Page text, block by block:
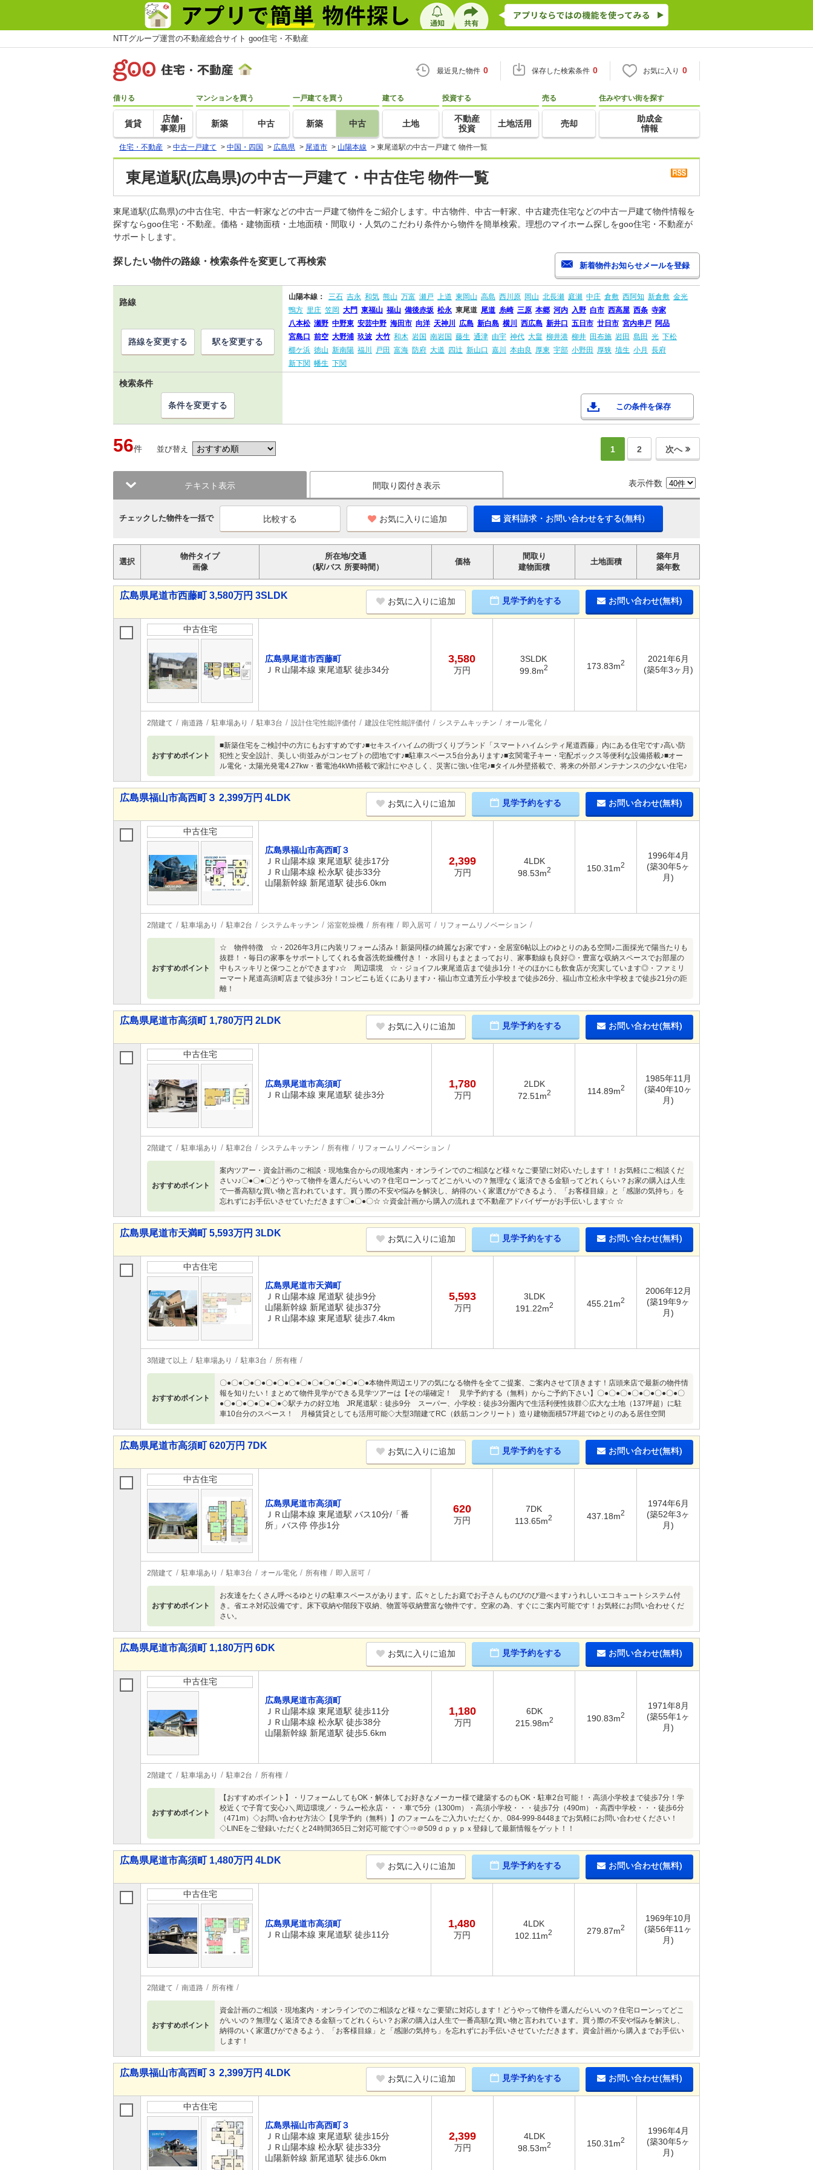
NTTグループ運営の不動産総合サイト goo住宅・不動産
最近見た物件 0 保存した検索条件 0 お気に入り 0
借りる
賃貸
店舗･
事業用
マンションを買う
新築 中古
一戸建てを買う
新築 中古
建てる
土地
投資する
不動産
投資
土地活用
売る
売却
住みやすい街を探す
助成金
情報
住宅・不動産 > 中古一戸建て > 中国・四国 > 広島県 > 尾道市 > 山陽本線 > 東尾道駅の中古一戸建て 物件一覧
東尾道駅(広島県)の中古一戸建て・中古住宅 物件一覧
東尾道駅(広島県)の中古住宅、中古一軒家などの中古一戸建て物件をご紹介します。中古物件、中古一軒家、中古建売住宅などの中古一戸建て物件情報を
探すならgoo住宅・不動産。価格・建物面積・土地面積・間取り・人気のこだわり条件から物件を簡単検索。理想のマイホーム探しをgoo住宅・不動産が
サポートします。
探したい物件の路線・検索条件を変更して再検索
路線
山陽本線： 三石 吉永 和気 熊山 万富 瀬戸 上道 東岡山 高島 西川原 岡山 北長瀬 庭瀬 中庄 倉敷 西阿知 新倉敷 金光
鴨方 里庄 笠岡 大門 東福山 福山 備後赤坂 松永 東尾道 尾道 糸崎 三原 本郷 河内 入野 白市 西高屋 西条 寺家
八本松 瀬野 中野東 安芸中野 海田市 向洋 天神川 広島 新白島 横川 西広島 新井口 五日市 廿日市 宮内串戸 阿品
宮島口
前空 大野浦 玖波 大竹 和木 岩国 南岩国 藤生 通津 由宇 神代 大畠 柳井港 柳井 田布施 岩田 島田 光 下松
櫛ケ浜 徳山 新南陽 福川 戸田 富海 防府 大道 四辻 新山口 嘉川 本由良 厚東 宇部 小野田 厚狭 埴生 小月
長府
新下関 幡生 下関
路線を変更する 駅を変更する
検索条件
この条件を保存
条件を変更する
56件 並び替え 1 2 次へ
テキスト表示 間取り図付き表示 表示件数
チェックした物件を一括で お気に入りに追加 資料請求・お問い合わせをする(無料)
選択
物件タイプ
画像
所在地/交通
（駅/バス 所要時間）
価格
間取り
建物面積
土地面積
築年月
築年数
広島県尾道市西藤町 3,580万円 3SLDK
お気に入りに追加 見学予約をする お問い合わせ(無料)
中古住宅
広島県尾道市西藤町
ＪＲ山陽本線 東尾道駅 徒歩34分
3,580
万円
3SLDK
99.8m2 173.83m2
2021年6月
(築5年3ヶ月)
2階建て 南道路 駐車場あり 駐車3台 設計住宅性能評価付 建設住宅性能評価付 システムキッチン オール電化
おすすめポイント
■新築住宅をご検討中の方にもおすすめです♪■セキスイハイムの街づくりブランド「スマートハイムシティ尾道西藤」内にある住宅です♪高い防
犯性と安全設計、美しい街並みがコンセプトの団地です♪■駐車スペース5台分あります♪■玄関電子キー・宅配ボックス等便利な設備搭載♪■オー
ル電化・太陽光発電4.27kw・蓄電池4kWh搭載で家計にやさしく、災害に強い住宅♪■タイル外壁搭載で、将来の外部メンテナンスの少ない住宅♪
広島県福山市高西町３ 2,399万円 4LDK
お気に入りに追加 見学予約をする お問い合わせ(無料)
中古住宅
広島県福山市高西町３
ＪＲ山陽本線 東尾道駅 徒歩17分
ＪＲ山陽本線 松永駅 徒歩33分
山陽新幹線 新尾道駅 徒歩6.0km
2,399
万円
4LDK
98.53m2 150.31m2
1996年4月
(築30年5ヶ
月)
2階建て 駐車場あり 駐車2台 システムキッチン 浴室乾燥機 所有権 即入居可 リフォームリノベーション
おすすめポイント
☆ 物件特徴 ☆・2026年3月に内装リフォーム済み！新築同様の綺麗なお家です♪・全居室6帖以上のゆとりのある空間♪二面採光で陽当たりも
抜群！・毎日の家事をサポートしてくれる食器洗乾燥機付き！・水回りもまとまっており、家事動線も良好◎・豊富な収納スペースでお部屋の
中もスッキリと保つことができます♪☆ 周辺環境 ☆・ジョイフル東尾道店まで徒歩1分！そのほかにも飲食店が充実しています◎・ファミリ
ーマート尾道高須町店まで徒歩3分！コンビニも近くにあります♪・福山市立遺芳丘小学校まで徒歩26分、福山市立松永中学校まで徒歩21分の距
離！
広島県尾道市高須町 1,780万円 2LDK
お気に入りに追加 見学予約をする お問い合わせ(無料)
中古住宅
広島県尾道市高須町
ＪＲ山陽本線 東尾道駅 徒歩3分
1,780
万円
2LDK
72.51m2 114.89m2
1985年11月
(築40年10ヶ
月)
2階建て 駐車場あり 駐車2台 システムキッチン 所有権 リフォームリノベーション
おすすめポイント
案内ツアー・資金計画のご相談・現地集合からの現地案内・オンラインでのご相談など様々なご要望に対応いたします！！お気軽にご相談くだ
さい♪♪〇●〇●〇どうやって物件を選んだらいいの？住宅ローンってどこがいいの？無理なく返済できる金額ってどれくらい？お家の購入は人生
で一番高額な買い物と言われています。買う際の不安や悩みを解決し、納得のいく家選びができるよう、「お客様目線」と「感謝の気持ち」を
忘れずにお手伝いさせていただきます〇●〇●〇☆ ☆資金計画から購入の流れまで不動産アドバイザーがお手伝いします☆ ☆
広島県尾道市天満町 5,593万円 3LDK
お気に入りに追加 見学予約をする お問い合わせ(無料)
中古住宅
広島県尾道市天満町
ＪＲ山陽本線 尾道駅 徒歩9分
山陽新幹線 新尾道駅 徒歩37分
ＪＲ山陽本線 東尾道駅 徒歩7.4km
5,593
万円
3LDK
191.22m2 455.21m2
2006年12月
(築19年9ヶ
月)
3階建て以上 駐車場あり 駐車3台 所有権
おすすめポイント
〇●〇●〇●〇●〇●〇●〇●〇●〇●〇●〇●〇●〇●本物件周辺エリアの気になる物件を全てご提案、ご案内させて頂きます！店頭来店で最新の物件情
報を知りたい！まとめて物件見学ができる見学ツアーは【その場確定！ 見学予約する（無料）からご予約下さい】〇●〇●〇●〇●〇●〇●〇●〇
●〇●〇●〇●〇●〇●◇駅チカの好立地 JR尾道駅：徒歩9分 スーパー、小学校：徒歩3分圏内で生活利便性抜群◇広大な土地（137坪超）に駐
車10台分のスペース！ 月極賃貸としても活用可能◇大型3階建てRC（鉄筋コンクリート）造り建物面積57坪超でゆとりのある居住空間
広島県尾道市高須町 620万円 7DK
お気に入りに追加 見学予約をする お問い合わせ(無料)
中古住宅
広島県尾道市高須町
ＪＲ山陽本線 東尾道駅 バス10分/「番
所」バス停 停歩1分
620
万円
7DK
113.65m2 437.18m2
1974年6月
(築52年3ヶ
月)
2階建て 駐車場あり 駐車3台 オール電化 所有権 即入居可
おすすめポイント
お友達をたくさん呼べるゆとりの駐車スペースがあります。広々としたお庭でお子さんものびのび遊べます♪うれしいエコキュートシステム付
き。省エネ対応設備です。床下収納や階段下収納、物置等収納豊富な物件です。空家の為、すぐにご案内可能です！お気軽にお問い合わせくだ
さい。
広島県尾道市高須町 1,180万円 6DK
お気に入りに追加 見学予約をする お問い合わせ(無料)
中古住宅
広島県尾道市高須町
ＪＲ山陽本線 東尾道駅 徒歩11分
ＪＲ山陽本線 松永駅 徒歩38分
山陽新幹線 新尾道駅 徒歩5.6km
1,180
万円
6DK
215.98m2 190.83m2
1971年8月
(築55年1ヶ
月)
2階建て 駐車場あり 駐車2台 所有権
おすすめポイント
【おすすめポイント】・リフォームしてもOK・解体してお好きなメーカー様で建築するのもOK・駐車2台可能！・高須小学校まで徒歩7分！学
校近くで子育て安心♪＼周辺環境／・ラムー松永店・・・車で5分（1300m）・高須小学校・・・徒歩7分（490m）・高西中学校・・・徒歩6分
（471m）◇お問い合わせ方法◇【見学予約（無料）】のフォームをご入力いただくか、084-999-8448までお気軽にお問い合わせください！
◇LINEをご登録いただくと24時間365日ご対応可能です◇⇒＠509ｄｐｙｐｘ登録して最新情報をゲット！！
広島県尾道市高須町 1,480万円 4LDK
お気に入りに追加 見学予約をする お問い合わせ(無料)
中古住宅
広島県尾道市高須町
ＪＲ山陽本線 東尾道駅 徒歩11分
1,480
万円
4LDK
102.11m2 279.87m2
1969年10月
(築56年11ヶ
月)
2階建て 南道路 所有権
おすすめポイント
資金計画のご相談・現地案内・オンラインでのご相談など様々なご要望に対応します！どうやって物件を選んだらいいの？住宅ローンってどこ
がいいの？無理なく返済できる金額ってどれくらい？お家の購入は人生で一番高額な買い物と言われています。買う際の不安や悩みを解決し、
納得のいく家選びができるよう、「お客様目線」と「感謝の気持ち」を忘れずにお手伝いさせていただきます。資金計画から購入までお手伝い
します！
広島県福山市高西町３ 2,399万円 4LDK
お気に入りに追加 見学予約をする お問い合わせ(無料)
中古住宅
広島県福山市高西町３
ＪＲ山陽本線 東尾道駅 徒歩15分
ＪＲ山陽本線 松永駅 徒歩33分
山陽新幹線 新尾道駅 徒歩6.0km
2,399
万円
4LDK
98.53m2 150.31m2
1996年4月
(築30年5ヶ
月)